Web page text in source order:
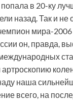
в 20-ку
назад. Так и
мира-
он, правда,
наша
всего, на